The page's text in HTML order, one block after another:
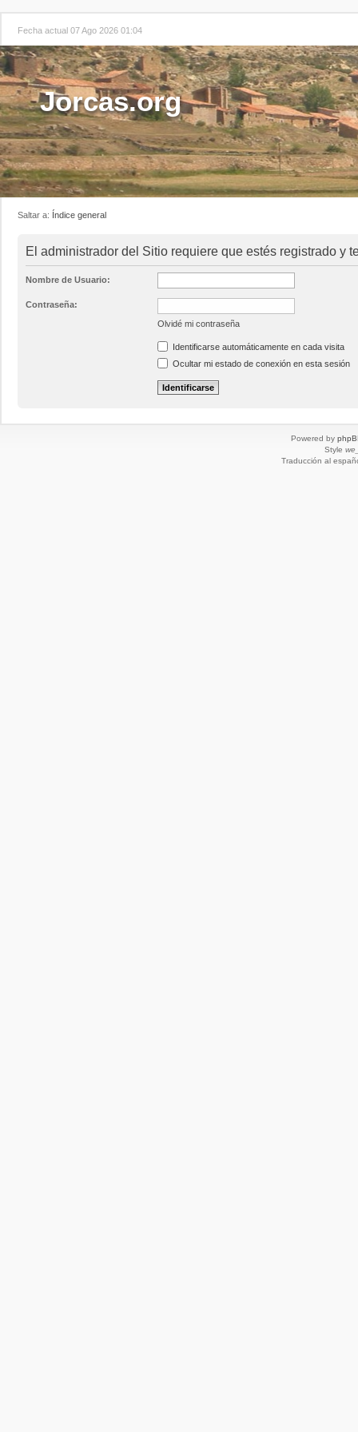
Fecha actual 07 Ago 2026 01:04
Jorcas.org
Saltar a: Índice general
El administrador del Sitio requiere que estés registrado y
Nombre de Usuario:
Contraseña:
Olvidé mi contraseña
Identificarse automáticamente en cada visita
Ocultar mi estado de conexión en esta sesión
Powered by
Style
Traducción al